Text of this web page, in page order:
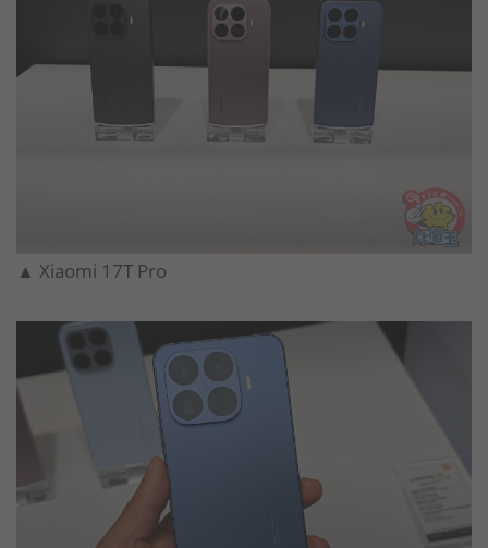
▲ Xiaomi 17T Pro